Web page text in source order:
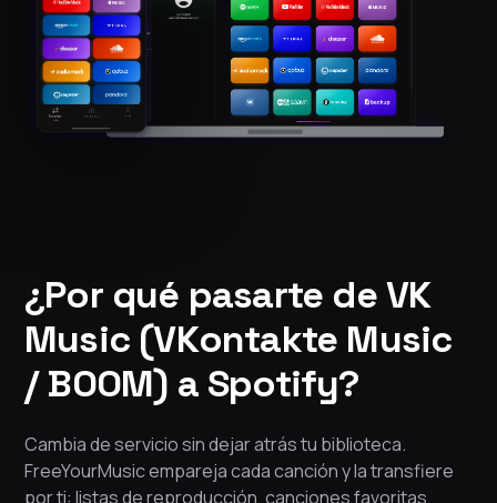
¿Por qué pasarte de VK
Music (VKontakte Music
/ BOOM) a Spotify?
Cambia de servicio sin dejar atrás tu biblioteca.
FreeYourMusic empareja cada canción y la transfiere
por ti: listas de reproducción, canciones favoritas,